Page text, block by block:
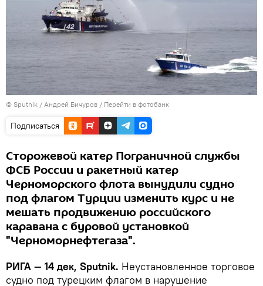
© Sputnik / Андрей Бичуров / Перейти в фотобанк
Подписаться
Сторожевой катер Пограничной службы
ФСБ России и ракетный катер
Черноморского флота вынудили судно
под флагом Турции изменить курс и не
мешать продвижению российского
каравана с буровой установкой
"Черноморнефтегаза".
РИГА — 14 дек, Sputnik. Неустановленное торговое
судно под турецким флагом в нарушение